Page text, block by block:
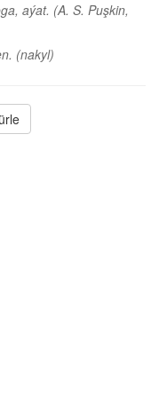
aýat. (A. S. Puşkin,
(nakyl)